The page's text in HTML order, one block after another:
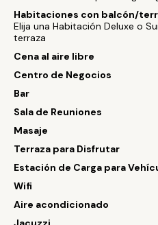
Habitaciones con balcón/
Elija una Habitación Deluxe o
terraza
Cena al aire libre
Centro de Negocios
Bar
Sala de Reuniones
Masaje
Terraza para Disfrutar
Estación de Carga para
Wifi
Aire acondicionado